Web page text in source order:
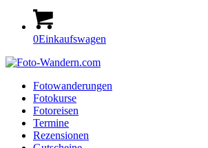
0Einkaufswagen
Fotowanderungen
Fotokurse
Fotoreisen
Termine
Rezensionen